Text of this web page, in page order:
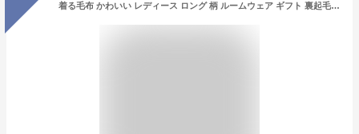
着る毛布 かわいい レディース ロング 柄 ルームウェア ギフト 裏起毛 冬用 部屋着 暖かい ルボア マイクロファイバー もこもこ 防寒 誕生日 プレゼント ギフト対応 ラッピング 贈り物 プチギフト